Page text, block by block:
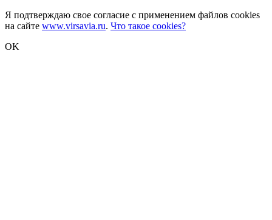
Я подтверждаю свое согласие с применением файлов cookies
на сайте www.virsavia.ru. Что такое cookies?
OK